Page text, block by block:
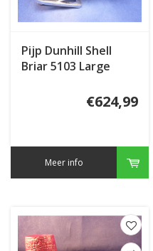
Pijp Dunhill Shell
Briar 5103 Large
€624,99
Meer info